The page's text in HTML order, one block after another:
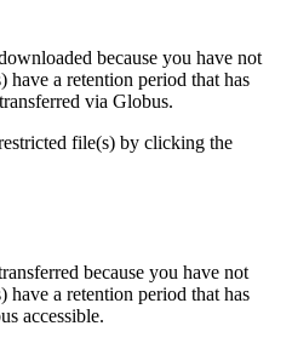
because you have not
have a retention period that has
via Globus.
file(s) by clicking the
because you have not
have a retention period that has
accessible.